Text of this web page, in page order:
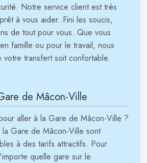
Notre service client est très
à vous aider. Fini les soucis,
de tout pour vous. Que vous
famille ou pour le travail, nous
votre transfert soit confortable.
de Mâcon-Ville
aller à la Gare de Mâcon-Ville ?
la Gare de Mâcon-Ville sont
à des tarifs attractifs. Pour
quelle gare sur le